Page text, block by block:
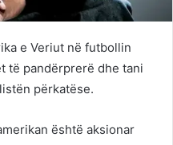
e Veriut në futbollin
të pandërprerë dhe tani
përkatëse.
është aksionar